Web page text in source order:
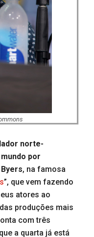
norte-
por
, na famosa
”, que vem fazendo
atores ao
produções mais
com três
a quarta já está